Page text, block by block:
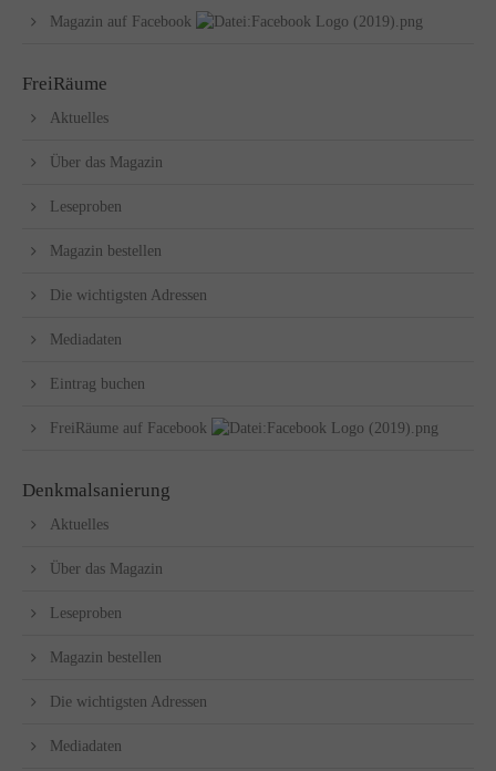
Magazin auf Facebook
FreiRäume
Aktuelles
Über das Magazin
Leseproben
Magazin bestellen
Die wichtigsten Adressen
Mediadaten
Eintrag buchen
FreiRäume auf Facebook
Denkmalsanierung
Aktuelles
Über das Magazin
Leseproben
Magazin bestellen
Die wichtigsten Adressen
Mediadaten